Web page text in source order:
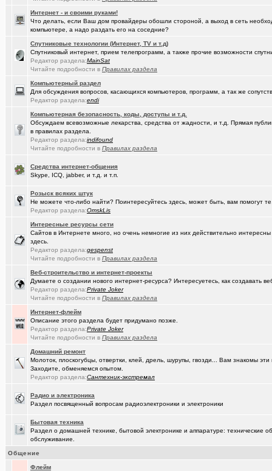
Красивая одежда для худеньких девушек (размер 40-42)
В Сарове установлена лазерная термоядерная установка(Sxolastik) +145
что такое русский особый путь ? (karaganda) +42
Восстановление информации с HDD, SSD, Flash. Ремонт HDD.(Винчесте..)
Любимая Люлюня, с днём рождения!(Sati) +26
чо наезд от "Городского центра учета"?
Авто под заказ по России(Artem178)
мнение оппозиции(DEMON)
Обсуждения фотографий форумчан (на позитивной волне) - 4(avd173791)
FM-радиостанции в Омске и Омской области
Посоветуйте хорошего массажиста.
Что вы сейчас смотрите?(ZerG) +840
Где хорошие кроссовки купить?(tramov)
Леонид Полежаев возращается на пост губернатора!
клипы, поднимающие русский (российский) дух.
На что обратить внимание при выборе жены?
Zennoposter мой опыт использования
!(5555)
Лицензионные слоты и live игры от Lotos Casino! (gorbunov..)
.,.(DEMON) +9
Техника и другие товары с гарантией в наличии и под заказ
Brugmann,VEKA,Gealan - надёжные Балконы и Окна ПВХ в Омске.
Интернет - и своими руками!
Что делать, если Ваш дом провайдеры обошли стороной, а выход в сеть
компьютере, а надо раздать его на соседние?
Спутниковые технологии (Интернет, TV и т.д)
Спутниковый интернет, прием телепрограмм, а также прочие возможности
Редактор раздела:MainSat
Читайте подробности в Правилах раздела
Компьютерный раздел
Для обсуждения вопросов, касающихся компьютеров, программ, а так же
Редактор раздела:endi
Компьютерная безопасность, коды, доступы и т.д.
Обсуждаем всевозможные лекарства, средства от жадности, и т.д. Прямая
в правилах раздела.
Редактор раздела:indifound
Читайте подробности в Правилах раздела
Средства интернет-общения
Skype, ICQ, jabber, и т.д. и т.п.
Розыск всяких штук
Не можете что-либо найти? Поинтересуйтесь здесь, может быть, вам помогут
Редактор раздела:OmskLis
Интересные ресурсы сети
Сайтов в Интернете много, но очень немногие из них действительно
здесь.
Редактор раздела:gespenst
Читайте подробности в Правилах раздела
Веб-строительство и интернет-проекты
Думаете о создании нового интернет-ресурса? Интересуетесь, как создавать
Редактор раздела:Private Joker
Читайте подробности в Правилах раздела
Интернет-флейм
Описание этого раздела будет придумано позже.
Редактор раздела:Private Joker
Читайте подробности в Правилах раздела
Домашний ремонт
Молоток, плоскогубцы, отвертки, клей, дрель, шурупы, гвозди... Вам знакомы
Заходите, обменяемся опытом.
Редактор раздела:Сантехник-экстремал
Радио и электроника
Раздел посвященный вопросам радиоэлектроники и электроники
Бытовая техника
Раздел о домашней технике, бытовой электронике и аппаратуре: технические
обслуживание.
Общение
Флейм